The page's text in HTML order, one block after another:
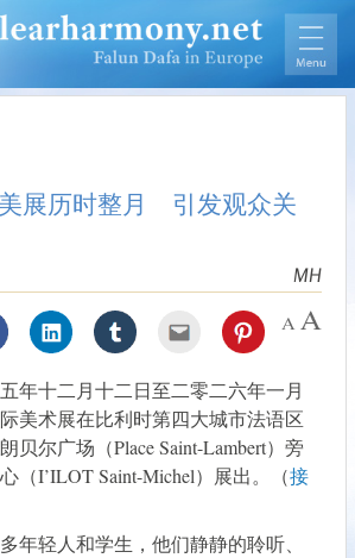
展历时整月 引发观众关
MH
年十二月十二日至二零二六年一月
美术展在比利时第四大城市法语区
贝尔广场（Place Saint-Lambert）旁
（I’ILOT Saint-Michel）展出。（接
年轻人和学生，他们静静的聆听、